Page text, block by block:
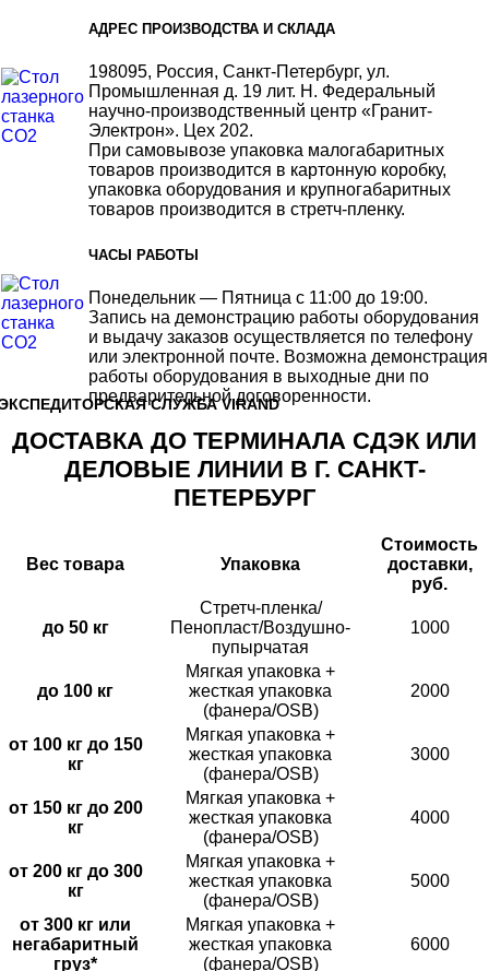
АДРЕС ПРОИЗВОДСТВА И СКЛАДА
198095, Россия, Санкт-Петербург, ул.
Промышленная д. 19 лит. Н. Федеральный
научно-производственный центр «Гранит-
Электрон». Цех 202.
При самовывозе упаковка малогабаритных
товаров производится в картонную коробку,
упаковка оборудования и крупногабаритных
товаров производится в стретч-пленку.
ЧАСЫ РАБОТЫ
Понедельник — Пятница с 11:00 до 19:00.
Запись на демонстрацию работы оборудования
и выдачу заказов осуществляется по телефону
или электронной почте. Возможна демонстрация
работы оборудования в выходные дни по
предварительной договоренности.
СЛУЖБА VIRAND
ДОСТАВКА ДО ТЕРМИНАЛА СДЭК ИЛИ
ДЕЛОВЫЕ ЛИНИИ В Г. САНКТ-
ПЕТЕРБУРГ
Вес товара Упаковка
Стоимость
доставки,
руб.
до 50 кг
Стретч-пленка/
Пенопласт/Воздушно-
пупырчатая
1000
до 100 кг
Мягкая упаковка +
жесткая упаковка
(фанера/OSB)
2000
от 100 кг до 150
кг
Мягкая упаковка +
жесткая упаковка
(фанера/OSB)
3000
от 150 кг до 200
кг
Мягкая упаковка +
жесткая упаковка
(фанера/OSB)
4000
от 200 кг до 300
кг
Мягкая упаковка +
жесткая упаковка
(фанера/OSB)
5000
от 300 кг или
негабаритный
груз*
Мягкая упаковка +
жесткая упаковка
(фанера/OSB)
6000